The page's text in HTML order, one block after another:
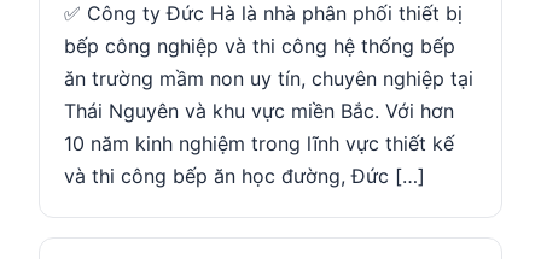
✅ Công ty Đức Hà là nhà phân phối thiết bị
bếp công nghiệp và thi công hệ thống bếp
ăn trường mầm non uy tín, chuyên nghiệp tại
Thái Nguyên và khu vực miền Bắc. Với hơn
10 năm kinh nghiệm trong lĩnh vực thiết kế
và thi công bếp ăn học đường, Đức […]